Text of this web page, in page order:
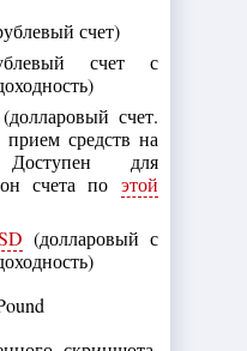
счет)
счет с
(долларовый счет.
средств на
для
счета по этой
(долларовый с